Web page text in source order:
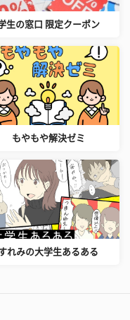
生の窓口 限定クーポン
もやもや解決ゼミ
れみの大学生あるある